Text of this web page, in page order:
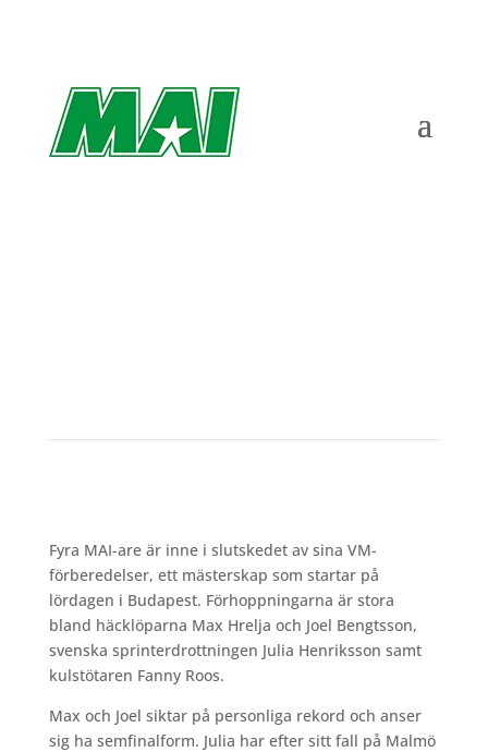
Fyra MAI-are är inne i slutskedet av sina VM-
förberedelser, ett mästerskap som startar på
lördagen i Budapest. Förhoppningarna är stora
bland häcklöparna Max Hrelja och Joel Bengtsson,
svenska sprinterdrottningen Julia Henriksson samt
kulstötaren Fanny Roos.
Max och Joel siktar på personliga rekord och anser
sig ha semfinalform. Julia har efter sitt fall på Malmö